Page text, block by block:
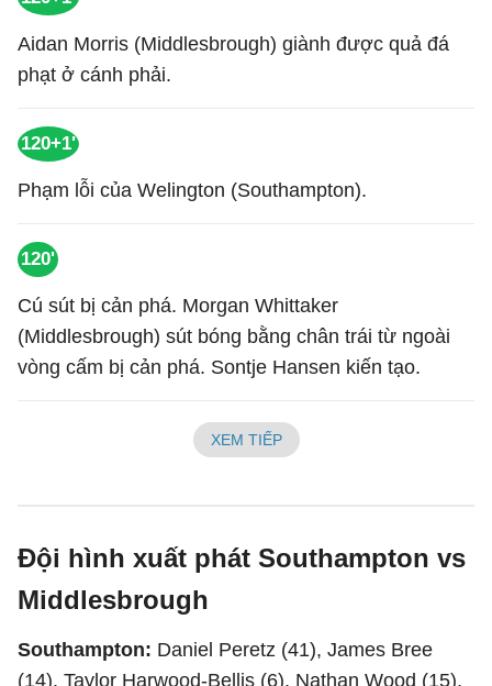
Aidan Morris (Middlesbrough) giành được quả đá
phạt ở cánh phải.
120+1'
Phạm lỗi của Welington (Southampton).
120'
Cú sút bị cản phá. Morgan Whittaker
(Middlesbrough) sút bóng bằng chân trái từ ngoài
vòng cấm bị cản phá. Sontje Hansen kiến tạo.
XEM TIẾP
Đội hình xuất phát Southampton vs
Middlesbrough
Southampton: Daniel Peretz (41), James Bree
(14), Taylor Harwood-Bellis (6), Nathan Wood (15),